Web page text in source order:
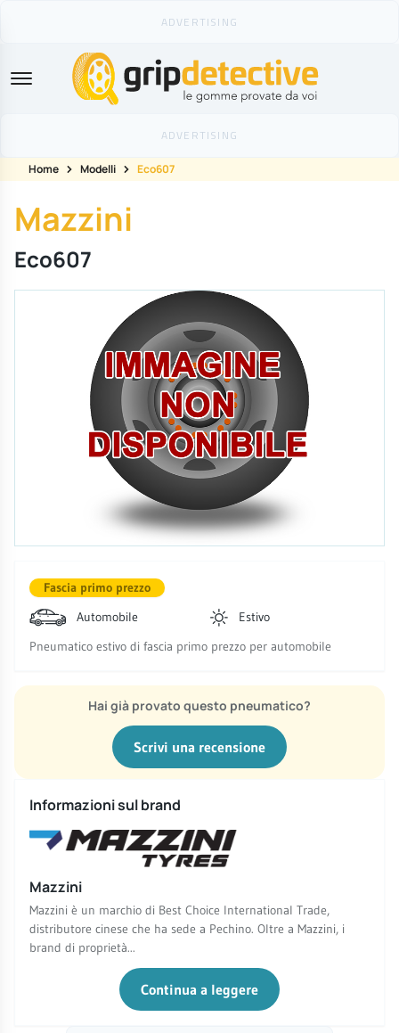
GripDetective
Home Modelli Eco607
Mazzini
Eco607
Fascia primo prezzo
Automobile
Estivo
Pneumatico estivo di fascia primo prezzo per automobile
Hai già provato questo pneumatico?
Scrivi una recensione
Informazioni sul brand
Mazzini
Mazzini è un marchio di Best Choice International Trade,
distributore cinese che ha sede a Pechino. Oltre a Mazzini, i
brand di proprietà...
Continua a leggere